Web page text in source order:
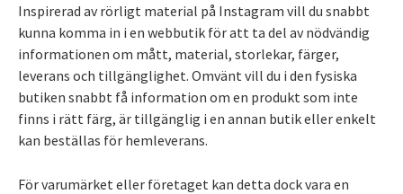
Inspirerad av rörligt material på Instagram vill du snabbt
kunna komma in i en webbutik för att ta del av nödvändig
informationen om mått, material, storlekar, färger,
leverans och tillgänglighet. Omvänt vill du i den fysiska
butiken snabbt få information om en produkt som inte
finns i rätt färg, är tillgänglig i en annan butik eller enkelt
kan beställas för hemleverans.
För varumärket eller företaget kan detta dock vara en